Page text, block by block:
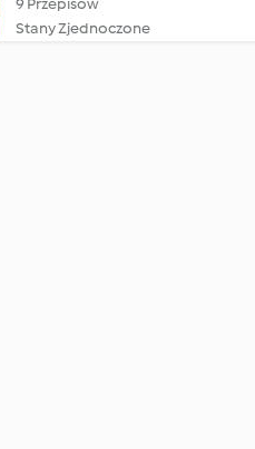
9 Przepisów
Stany Zjednoczone